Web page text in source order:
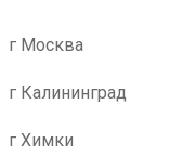
г Москва
г Калининград
г Химки